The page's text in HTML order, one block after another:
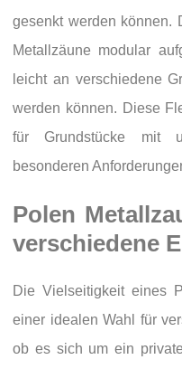
gesenkt werden können.
Metallzäune modular
leicht an verschiedene
werden können. Diese
für Grundstücke mit
besonderen
Polen
verschiedene
Die Vielseitigkeit eines
einer idealen Wahl für
ob es sich um ein